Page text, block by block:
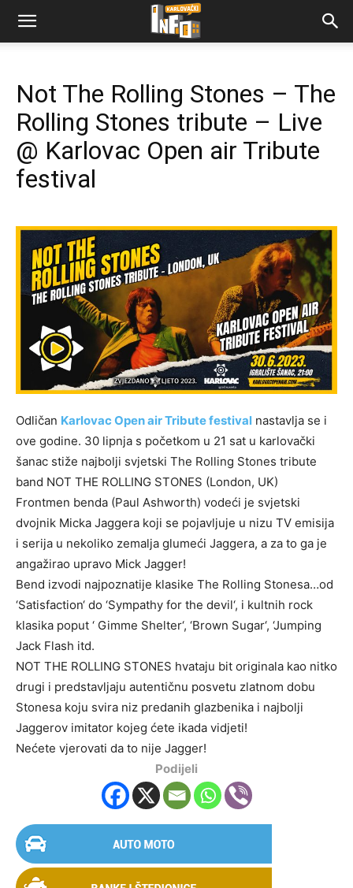
Not The Rolling Stones – The
Rolling Stones tribute – Live
@ Karlovac Open air Tribute
festival
Odličan Karlovac Open air Tribute festival nastavlja se i
ove godine. 30 lipnja s početkom u 21 sat u karlovački
šanac stiže najbolji svjetski The Rolling Stones tribute
band NOT THE ROLLING STONES (London, UK)
Frontmen benda (Paul Ashworth) vodeći je svjetski
dvojnik Micka Jaggera koji se pojavljuje u nizu TV emisija
i serija u nekoliko zemalja glumeći Jaggera, a za to ga je
angažirao upravo Mick Jagger!
Bend izvodi najpoznatije klasike The Rolling Stonesa…od
‘Satisfaction‘ do ‘Sympathy for the devil‘, i kultnih rock
klasika poput ‘ Gimme Shelter‘, ‘Brown Sugar‘, ‘Jumping
Jack Flash itd.
NOT THE ROLLING STONES hvataju bit originala kao nitko
drugi i predstavljaju autentičnu posvetu zlatnom dobu
Stonesa koju svira niz predanih glazbenika i najbolji
Jaggerov imitator kojeg ćete ikada vidjeti!
Nećete vjerovati da to nije Jagger!
Podijeli